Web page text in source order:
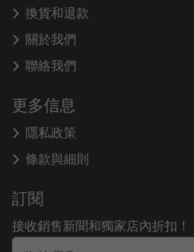
換貨和退款
關於我們
聯絡我們
更多信息
隱私政策
條款與細則
訂閱
接收銷售新聞和獨家店內折扣！